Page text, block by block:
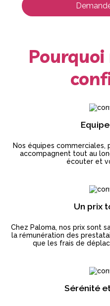
Nos équipes commerciales,
accompagnent tout au
écouter et
Un prix
Chez Paloma, nos prix sont
la rémunération des
que les frais de
Sérénité